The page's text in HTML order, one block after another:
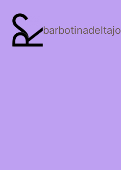
barbotinadeltajo